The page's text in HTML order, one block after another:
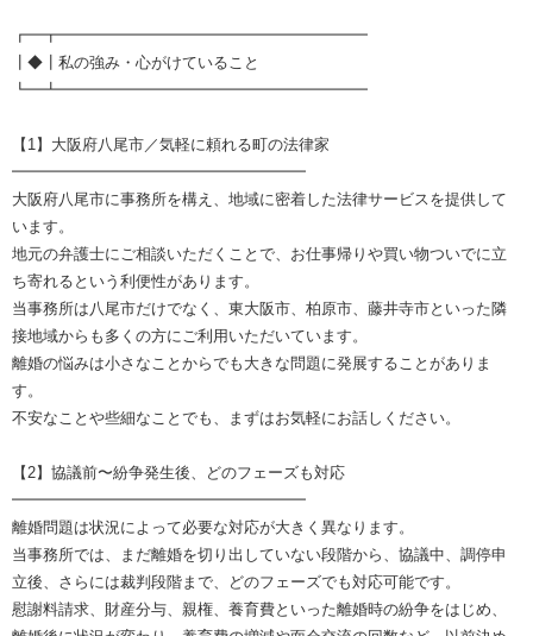
┏━┳━━━━━━━━━━━━━━━━━━━━
┃◆┃私の強み・心がけていること
┗━┻━━━━━━━━━━━━━━━━━━━━
【1】大阪府八尾市／気軽に頼れる町の法律家
━━━━━━━━━━━━━━━━━━━
大阪府八尾市に事務所を構え、地域に密着した法律サービスを提供して
います。
地元の弁護士にご相談いただくことで、お仕事帰りや買い物ついでに立
ち寄れるという利便性があります。
当事務所は八尾市だけでなく、東大阪市、柏原市、藤井寺市といった隣
接地域からも多くの方にご利用いただいています。
離婚の悩みは小さなことからでも大きな問題に発展することがありま
す。
不安なことや些細なことでも、まずはお気軽にお話しください。
【2】協議前〜紛争発生後、どのフェーズも対応
━━━━━━━━━━━━━━━━━━━
離婚問題は状況によって必要な対応が大きく異なります。
当事務所では、まだ離婚を切り出していない段階から、協議中、調停申
立後、さらには裁判段階まで、どのフェーズでも対応可能です。
慰謝料請求、財産分与、親権、養育費といった離婚時の紛争をはじめ、